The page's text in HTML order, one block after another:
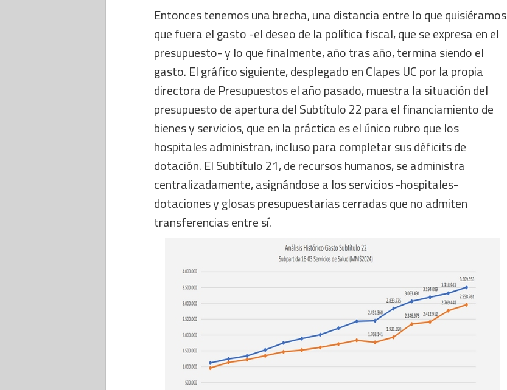
Entonces tenemos una brecha, una distancia entre lo que quisiéramos
que fuera el gasto -el deseo de la política fiscal, que se expresa en el
presupuesto- y lo que finalmente, año tras año, termina siendo el
gasto. El gráfico siguiente, desplegado en Clapes UC por la propia
directora de Presupuestos el año pasado, muestra la situación del
presupuesto de apertura del Subtítulo 22 para el financiamiento de
bienes y servicios, que en la práctica es el único rubro que los
hospitales administran, incluso para completar sus déficits de
dotación. El Subtítulo 21, de recursos humanos, se administra
centralizadamente, asignándose a los servicios -hospitales-
dotaciones y glosas presupuestarias cerradas que no admiten
transferencias entre sí.